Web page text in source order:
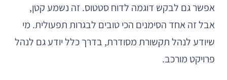
אפשר גם לבקש דוגמה לדוח סטטוס. זה נשמע קטן,
אבל זה אחד הסימנים הכי טובים לבגרות תפעולית. מי
שיודע לנהל תקשורת מסודרת, בדרך כלל יודע גם לנהל
פרויקט מורכב.